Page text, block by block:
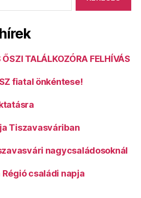
ŐSZI TALÁLKOZÓRA FELHÍVÁS
fiatal önkéntese!
Tiszavasváriban
nagycsaládosoknál
Régió családi napja